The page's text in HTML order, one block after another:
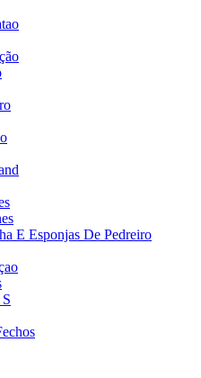
E Esponjas De Pedreiro